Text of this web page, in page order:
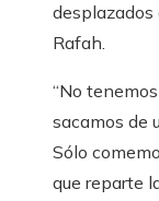
Rafah.
“No
sacamos de
Sólo
que reparte